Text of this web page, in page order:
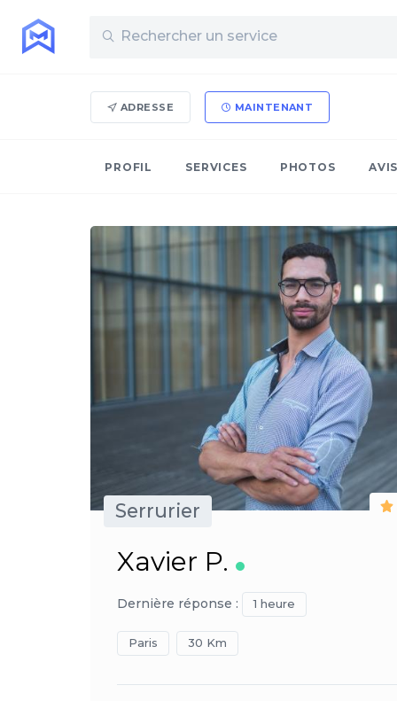
ADRESSE MAINTENANT
PROFIL SERVICES PHOTOS
Serrurier
Xavier P.
Dernière réponse : 1 heure
Paris 30 Km